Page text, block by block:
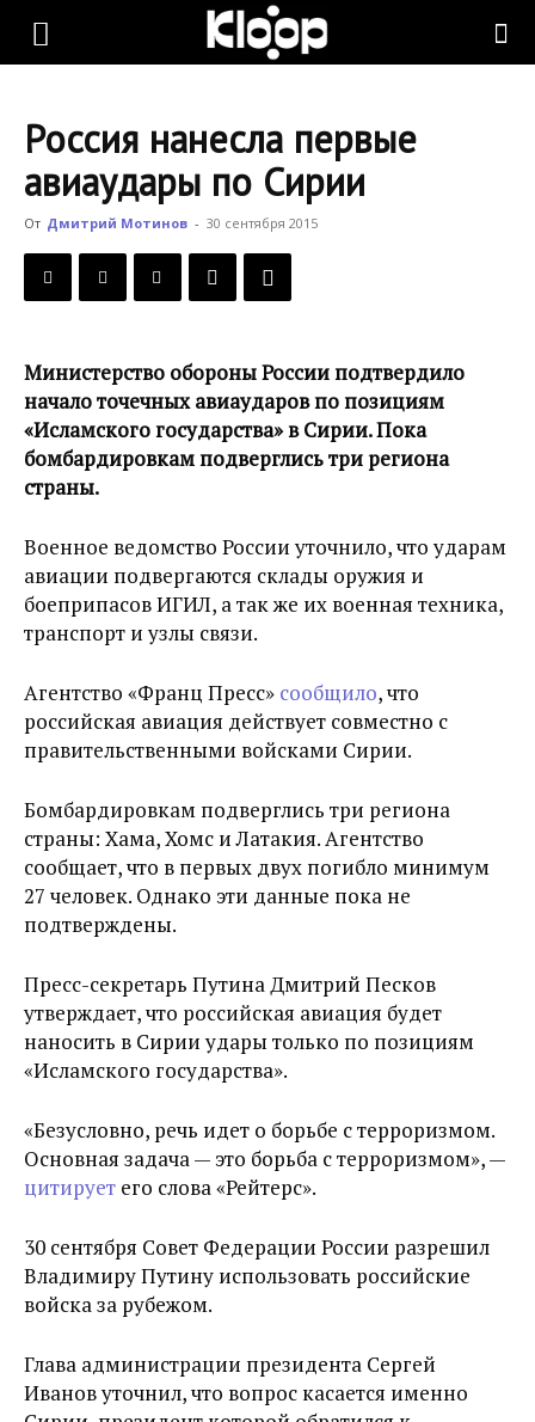
KLOOP.KG
Новости
Россия нанесла первые
авиаудары по Сирии
От Дмитрий Мотинов - 30 сентября 2015
Министерство обороны России подтвердило
начало точечных авиаударов по позициям
«Исламского государства» в Сирии. Пока
бомбардировкам подверглись три региона
страны.
Военное ведомство России уточнило, что ударам
авиации подвергаются склады оружия и
боеприпасов ИГИЛ, а так же их военная техника,
транспорт и узлы связи.
Агентство «Франц Пресс» сообщило, что
российская авиация действует совместно с
правительственными войсками Сирии.
Бомбардировкам подверглись три региона
страны: Хама, Хомс и Латакия. Агентство
сообщает, что в первых двух погибло минимум
27 человек. Однако эти данные пока не
подтверждены.
Пресс-секретарь Путина Дмитрий Песков
утверждает, что российская авиация будет
наносить в Сирии удары только по позициям
«Исламского государства».
«Безусловно, речь идет о борьбе с терроризмом.
Основная задача — это борьба с терроризмом», —
цитирует его слова «Рейтерс».
30 сентября Совет Федерации России разрешил
Владимиру Путину использовать российские
войска за рубежом.
Глава администрации президента Сергей
Иванов уточнил, что вопрос касается именно